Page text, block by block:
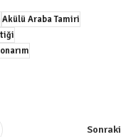
Akülü Araba Tamiri
Sonraki